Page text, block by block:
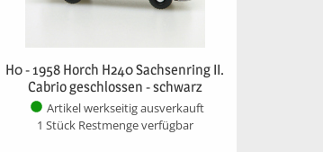
H0 - 1958 Horch H240 Sachsenring II.
Cabrio geschlossen - schwarz
Artikel werkseitig ausverkauft
1 Stück Restmenge verfügbar